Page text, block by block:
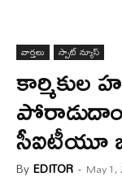
వార్త‌లు స్పాట్ న్యూస్
కార్మికుల
పోరాడుదాం
సీఐటీయూ
ByEDITOR - May 1,